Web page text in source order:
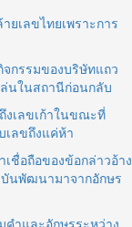
ยเลขไทยเพราะการ
จกรรมของบริษัทแถว
ล่นในสถานีก่อนกลับ
งเลขเก้าในขณะที่
ลขถึงแค่ห้า
เชื่อถือของข้อกล่าวอ้าง
นพัฒนามาจากอักษร
ำและอักษรระหว่าง